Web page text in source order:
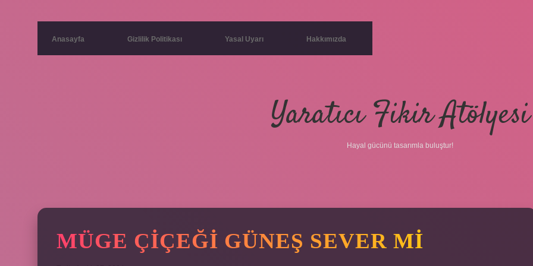
Anasayfa Gizlilik Politikası Yasal Uyarı Hakkımızda
Yaratıcı Fikir Atölyesi
Hayal gücünü tasarımla buluştur!
MÜGE ÇIÇEĞI GÜNEŞ SEVER MI